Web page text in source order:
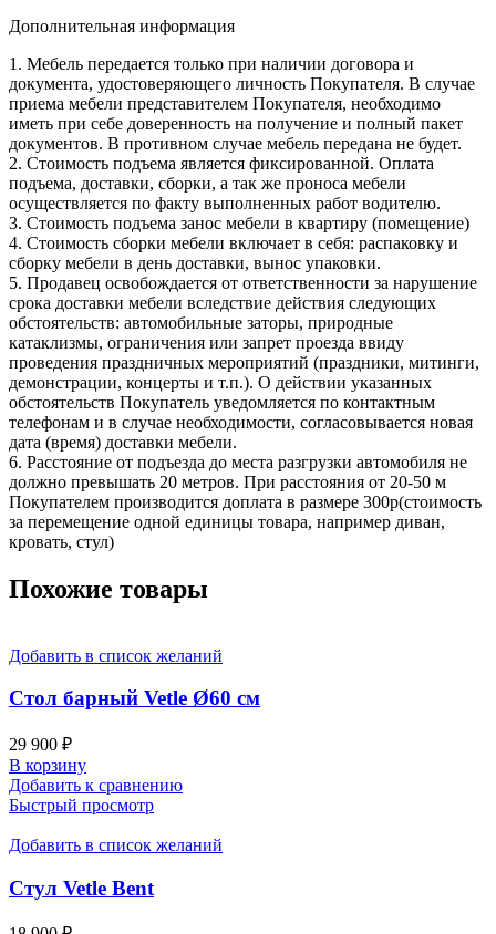
Дополнительная информация
1. Мебель передается только при наличии договора и
документа, удостоверяющего личность Покупателя. В случае
приема мебели представителем Покупателя, необходимо
иметь при себе доверенность на получение и полный пакет
документов. В противном случае мебель передана не будет.
2. Стоимость подъема является фиксированной. Оплата
подъема, доставки, сборки, а так же проноса мебели
осуществляется по факту выполненных работ водителю.
3. Стоимость подъема занос мебели в квартиру (помещение)
4. Стоимость сборки мебели включает в себя: распаковку и
сборку мебели в день доставки, вынос упаковки.
5. Продавец освобождается от ответственности за нарушение
срока доставки мебели вследствие действия следующих
обстоятельств: автомобильные заторы, природные
катаклизмы, ограничения или запрет проезда ввиду
проведения праздничных мероприятий (праздники, митинги,
демонстрации, концерты и т.п.). О действии указанных
обстоятельств Покупатель уведомляется по контактным
телефонам и в случае необходимости, согласовывается новая
дата (время) доставки мебели.
6. Расстояние от подъезда до места разгрузки автомобиля не
должно превышать 20 метров. При расстояния от 20-50 м
Покупателем производится доплата в размере 300р(стоимость
за перемещение одной единицы товара, например диван,
кровать, стул)
Похожие товары
Добавить в список желаний
Стол барный Vetle Ø60 см
29 900 ₽
В корзину
Добавить к сравнению
Быстрый просмотр
Добавить в список желаний
Стул Vetle Bent